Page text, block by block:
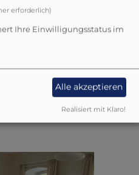
keine
erforderlich)
Ihre Einwilligungsstatus im
Alle akzeptieren
Realisiert mit Klaro!